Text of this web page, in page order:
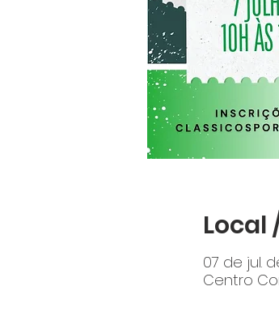
Local
07 de jul.
Centro